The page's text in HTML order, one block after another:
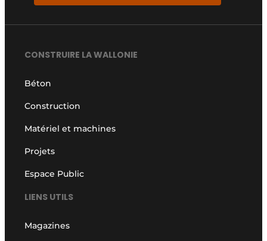
CONSTRUIRE LA WALLONIE
Béton
Construction
Matériel et machines
Projets
Espace Public
LIENS UTILS
Magazines